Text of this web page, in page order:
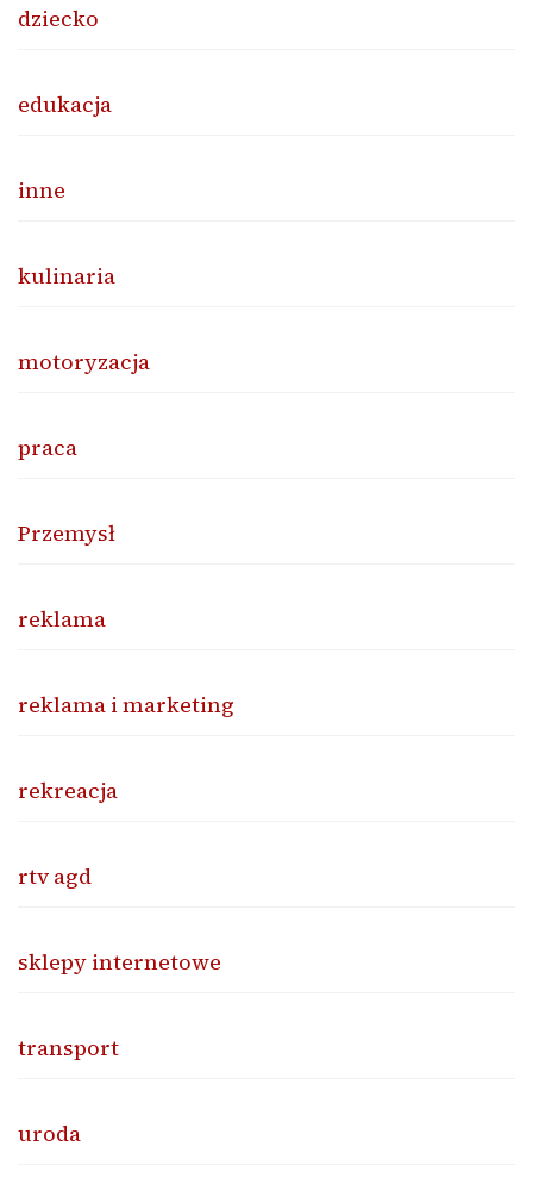
dziecko
edukacja
inne
kulinaria
motoryzacja
praca
Przemysł
reklama
reklama i marketing
rekreacja
rtv agd
sklepy internetowe
transport
uroda